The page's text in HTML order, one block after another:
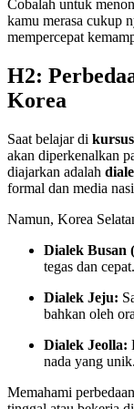
Cobalah untuk
kamu merasa cukup
mempercepat
H2:
Korea
Saat belajar di
akan diperkenalkan
diajarkan adalah
formal dan media
Namun, Korea
Dialek Busan
tegas dan cepat.
Dialek Jeju:
bahkan oleh
Dialek Jeolla:
nada yang unik.
Memahami